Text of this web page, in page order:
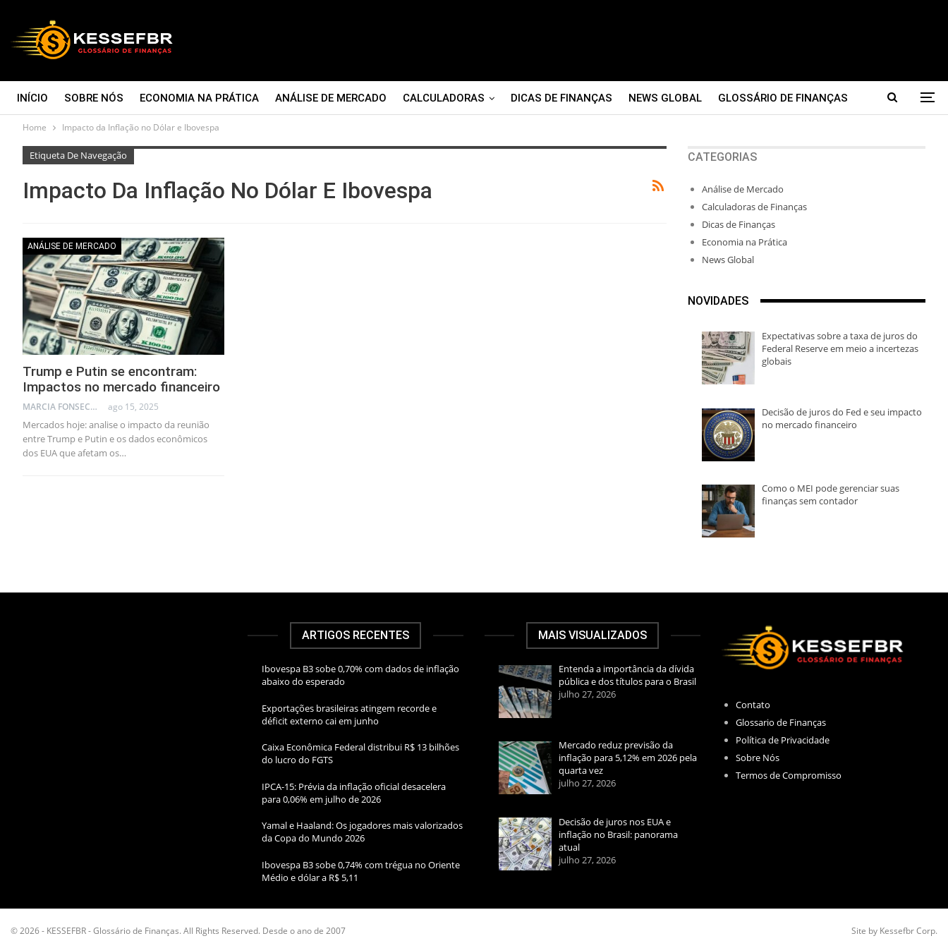
INÍCIO SOBRE NÓS ECONOMIA NA PRÁTICA ANÁLISE DE MERCADO CALCULADORAS DICAS DE FINANÇAS NEWS GLOBAL GLOSSÁRIO DE FINANÇAS
CONTATO
Home Impacto da Inflação no Dólar e Ibovespa
Etiqueta De Navegação
Impacto Da Inflação No Dólar E Ibovespa
ANÁLISE DE MERCADO
Trump e Putin se encontram:
Impactos no mercado financeiro
MARCIA FONSECA - FINANCIAL CONSULTANT ago 15, 2025
Mercados hoje: analise o impacto da reunião
entre Trump e Putin e os dados econômicos
dos EUA que afetam os…
CATEGORIAS
Análise de Mercado
Calculadoras de Finanças
Dicas de Finanças
Economia na Prática
News Global
NOVIDADES
Expectativas sobre a taxa de juros do
Federal Reserve em meio a incertezas
globais
Decisão de juros do Fed e seu impacto
no mercado financeiro
Como o MEI pode gerenciar suas
finanças sem contador
ARTIGOS RECENTES
Ibovespa B3 sobe 0,70% com dados de inflação
abaixo do esperado
Exportações brasileiras atingem recorde e
déficit externo cai em junho
Caixa Econômica Federal distribui R$ 13 bilhões
do lucro do FGTS
IPCA-15: Prévia da inflação oficial desacelera
para 0,06% em julho de 2026
Yamal e Haaland: Os jogadores mais valorizados
da Copa do Mundo 2026
Ibovespa B3 sobe 0,74% com trégua no Oriente
Médio e dólar a R$ 5,11
MAIS VISUALIZADOS
Entenda a importância da dívida
pública e dos títulos para o Brasil
julho 27, 2026
Mercado reduz previsão da
inflação para 5,12% em 2026 pela
quarta vez
julho 27, 2026
Decisão de juros nos EUA e
inflação no Brasil: panorama
atual
julho 27, 2026
Contato
Glossario de Finanças
Política de Privacidade
Sobre Nós
Termos de Compromisso
© 2026 - KESSEFBR - Glossário de Finanças. All Rights Reserved. Desde o ano de 2007 Site by Kessefbr Corp.